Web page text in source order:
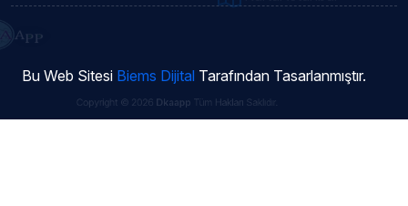
Bu Web Sitesi Biems Dijital Tarafından Tasarlanmıştır.
Copyright © 2026 DkaappTüm Hakları Saklıdır.